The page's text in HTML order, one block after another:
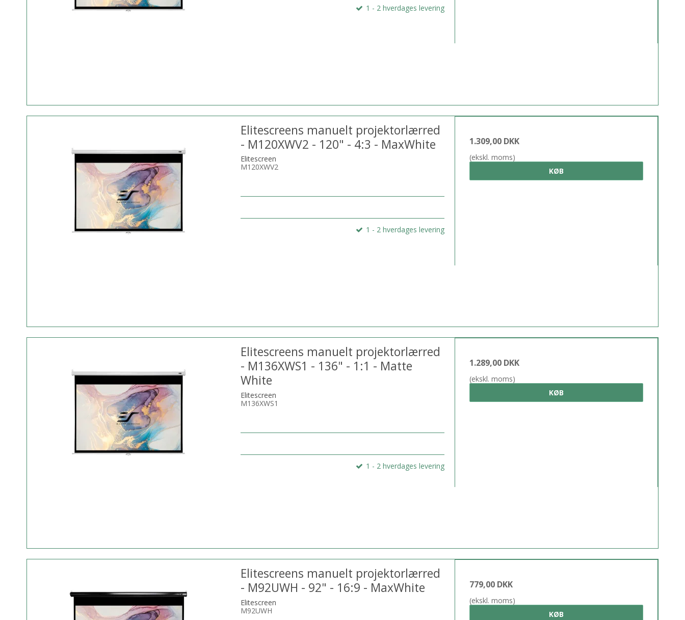
1 - 2 hverdages levering
Elitescreens manuelt projektorlærred
- M120XWV2 - 120" - 4:3 - MaxWhite
Elitescreen
M120XWV2
1 - 2 hverdages levering
1.309,00 DKK
(ekskl. moms)
KØB
Elitescreens manuelt projektorlærred
- M136XWS1 - 136" - 1:1 - Matte
White
Elitescreen
M136XWS1
1 - 2 hverdages levering
1.289,00 DKK
(ekskl. moms)
KØB
Elitescreens manuelt projektorlærred
- M92UWH - 92" - 16:9 - MaxWhite
Elitescreen
M92UWH
779,00 DKK
(ekskl. moms)
KØB